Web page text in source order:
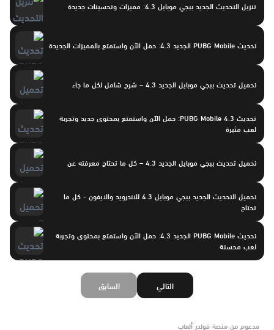
تنزيل التحديث الجديد ببجي موبايل 4.3: مميزات وتحسينات جديدة
تحديث PUBG Mobile الجديد 4.3: حمل الآن واستمتع بالمميزات الجديدة
تحميل تحديث ببجي موبايل الجديد 4.3 – شرح شامل لكل ما جاء
تحديث PUBG Mobile 4.3: حمل الآن واستمتع بمحتوى جديد وتجربة
لعب مثيرة
تحميل تحديث ببجي موبايل الجديد 4.3 – كل ما تحتاج معرفته عن
تحميل التحديث الجديد ببجي موبايل 4.3 للاندرويد والايفون - كل ما
تحتاج
تحديث PUBG Mobile الجديد 4.3: حمل الآن واستمتع بمحتوى وتجربة
لعب محسنة
السابق التالي
مدعوم من منصة فولدر ألعاب